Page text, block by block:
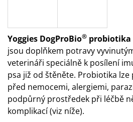
Yoggies DogProBio® probiotika
jsou doplňkem potravy
veterináři speciálně k posílení
psa již od štěněte. Probiotika
před nemocemi, alergiemi,
podpůrný prostředek při léčbě
komplikací (viz níže).
D
O
P
O
R
U
Č
U
J
E